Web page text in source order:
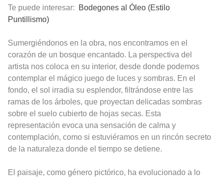
Te puede interesar:
Bodegones al Óleo (Estilo
Puntillismo)
Sumergiéndonos en la obra, nos encontramos en el
corazón de un bosque encantado. La perspectiva del
artista nos coloca en su interior, desde donde podemos
contemplar el mágico juego de luces y sombras. En el
fondo, el sol irradia su esplendor, filtrándose entre las
ramas de los árboles, que proyectan delicadas sombras
sobre el suelo cubierto de hojas secas. Esta
representación evoca una sensación de calma y
contemplación, como si estuviéramos en un rincón secreto
de la naturaleza donde el tiempo se detiene.
El paisaje, como género pictórico, ha evolucionado a lo